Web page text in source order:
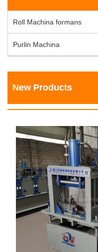
Roll Machina formans
Purlin Machina
New Products